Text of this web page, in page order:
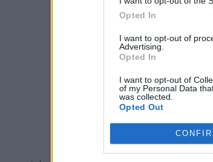
Opted In
I want to opt-out of
Advertising.
Opted In
I want to opt-out of
of my Personal Data
was collected.
Opted Out